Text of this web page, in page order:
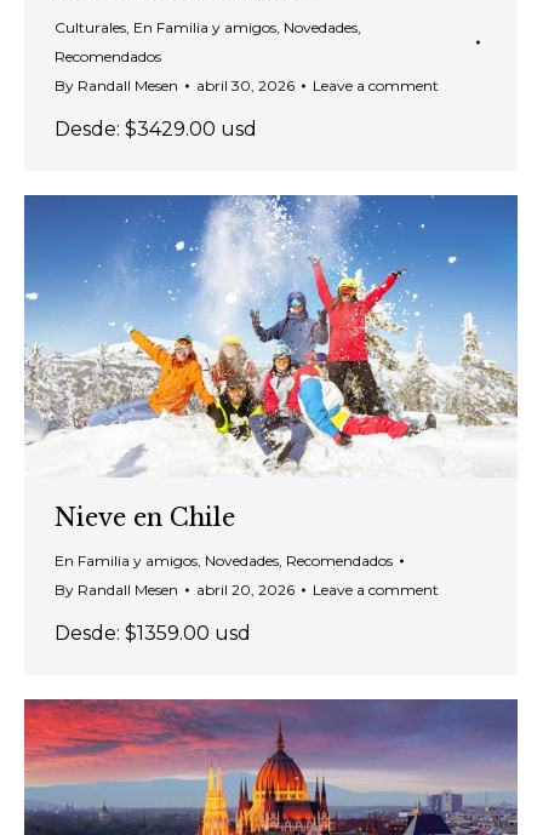
Culturales En Familia y amigos Novedades
Recomendados
By Randall Mesen abril 30, 2026 Leave a comment
Desde: $3429.00 usd
Nieve en Chile
En Familia y amigos Novedades Recomendados
By Randall Mesen abril 20, 2026 Leave a comment
Desde: $1359.00 usd